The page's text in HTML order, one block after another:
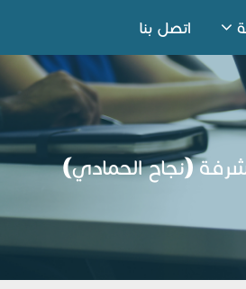
اتصل بنا
(نجاح الحمادي)